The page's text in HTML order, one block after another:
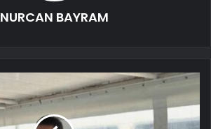
NURCAN BAYRAM